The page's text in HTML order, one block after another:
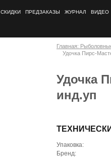
СКИДКИ ПРЕДЗАКАЗЫ ЖУРНАЛ ВИДЕО
Главная:
Удочка Пирс-
Удочка
инд.уп
Упаковка:
Бренд: